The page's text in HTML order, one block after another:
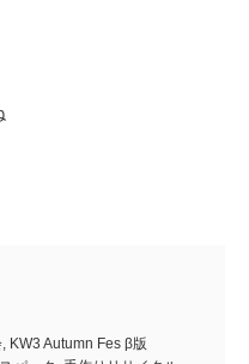
KW3 Autumn Fes β版